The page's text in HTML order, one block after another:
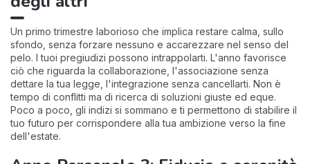
Un primo trimestre laborioso che implica restare calma, sullo
sfondo, senza forzare nessuno e accarezzare nel senso del
pelo. I tuoi pregiudizi possono intrappolarti. L'anno favorisce
ciò che riguarda la collaborazione, l'associazione senza
dettare la tua legge, l'integrazione senza cancellarti. Non è
tempo di conflitti ma di ricerca di soluzioni giuste ed eque.
Poco a poco, gli indizi si sommano e ti permettono di stabilire il
tuo futuro per corrispondere alla tua ambizione verso la fine
dell'estate.